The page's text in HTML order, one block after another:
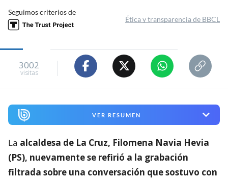
Seguimos criterios de
Ética y transparencia de BBCL
3002
visitas
VER RESUMEN
La alcaldesa de La Cruz, Filomena Navia Hevia
(PS), nuevamente se refirió a la grabación
filtrada sobre una conversación que sostuvo con